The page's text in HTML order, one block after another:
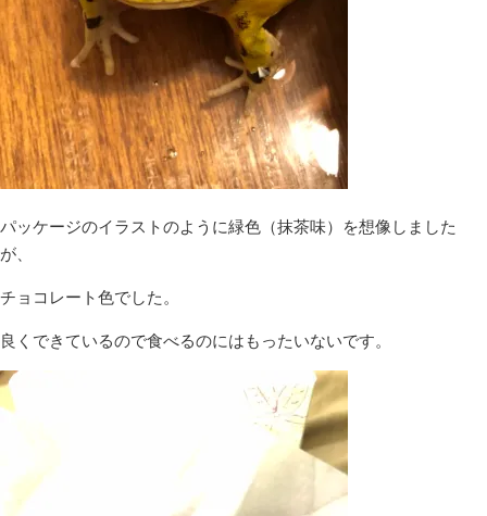
パッケージのイラストのように緑色（抹茶味）を想像しました
が、
チョコレート色でした。
良くできているので食べるのにはもったいないです。